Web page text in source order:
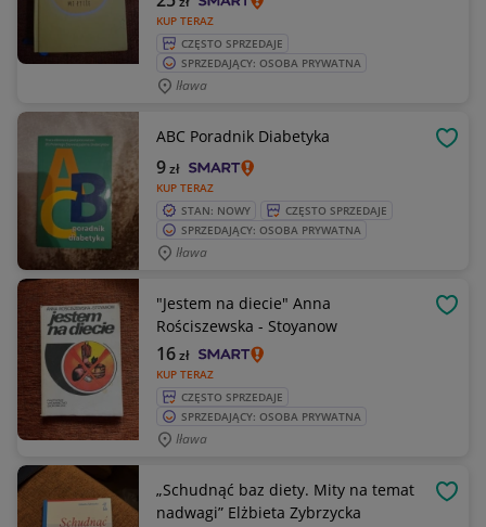
KUP TERAZ
CZĘSTO SPRZEDAJE
SPRZEDAJĄCY: OSOBA PRYWATNA
Iława
ABC Poradnik Diabetyka
KUP TERAZ
9zł
STAN: NOWY
CZĘSTO SPRZEDAJE
SPRZEDAJĄCY: OSOBA PRYWATNA
Iława
"Jestem na diecie" Anna
Rościszewska - Stoyanow
KUP TERAZ
16zł
CZĘSTO SPRZEDAJE
SPRZEDAJĄCY: OSOBA PRYWATNA
Iława
„Schudnąć baz diety. Mity na temat
nadwagi” Elżbieta Zybrzycka